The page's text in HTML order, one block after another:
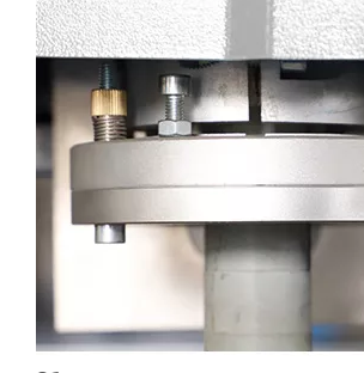
плазмы: Питание, начальная консоль
плазменная факел. Блок питания
преобразует напряжение переменного
напряжение постоянного тока, которое
200 до 400 В постоянного тока.
тока должно быть постоянным для
плазменной дуги в процессе резки.
питания также контролирует ток вывода
количества, необходимой для
типов и толщины материалов. Чем толще
заготовка, требуется больший выход